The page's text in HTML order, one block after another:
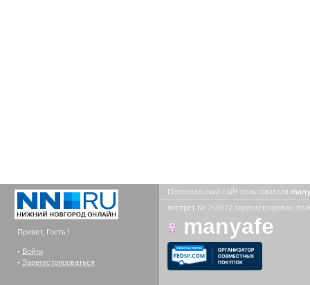
Привет, Гость !
- Войти
- Зарегистрироваться
Персональный сайт пользователя
портрет № 269872 зарегистрирован
manyafe